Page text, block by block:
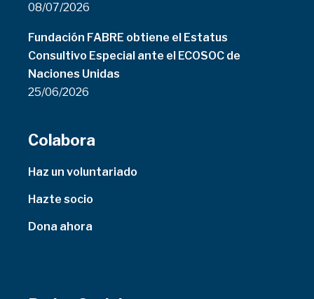
08/07/2026
Fundación FABRE obtiene el Estatus
Consultivo Especial ante el ECOSOC de
Naciones Unidas
25/06/2026
Colabora
Haz un voluntariado
Hazte socio
Dona ahora